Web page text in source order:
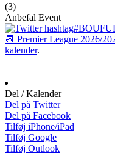
(3)
Anbefal Event
📆 Premier League 2026/
kalender.
Del / Kalender
Del på Twitter
Del på Facebook
Tilføj iPhone/iPad
Tilføj Google
Tilføj Outlook